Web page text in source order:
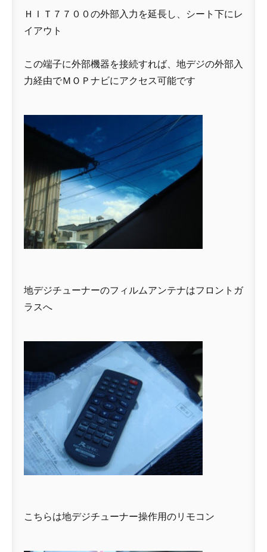
ＨＩＴ７７００の外部入力を延長し、シート下にレ
イアウト
この端子に外部機器を接続すれば、地デジの外部入
力経由でＭＯＰナビにアクセス可能です
地デジチューナーのフィルムアンテナはフロントガ
ラスへ
こちらは地デジチューナー操作用のリモコン